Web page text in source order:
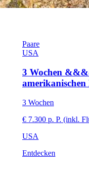
Paare
USA
3 Wochen
amerikanischen
3 Wochen
€ 7.300 p. P. (inkl.
USA
Entdecken